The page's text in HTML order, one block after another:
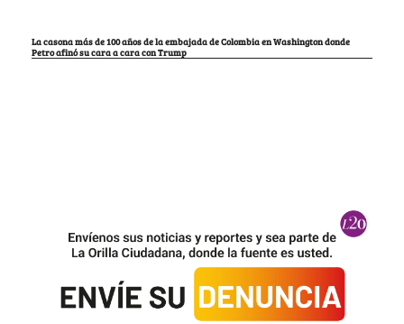
La casona más de 100 años de la embajada de Colombia en Washington donde
Petro afinó su cara a cara con Trump